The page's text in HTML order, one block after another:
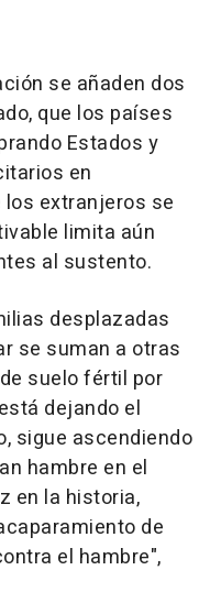
se añaden dos
que los países
Estados y
en
extranjeros se
limita aún
al sustento.
desplazadas
se suman a otras
suelo fértil por
dejando el
sigue ascendiendo
hambre en el
en la historia,
de
el hambre",